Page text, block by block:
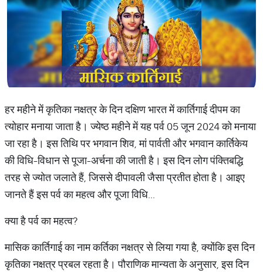
हर महीने में कृतिका नक्षत्र के दिन दक्षिण भारत में कार्तिगाई दीपम का
त्योहार मनाया जाता है। ज्येष्ठ महीने में यह पर्व 05 जून 2024 को मनाया
जा रहा है। इस तिथि पर भगवान शिव, मां पार्वती और भगवान कार्तिकेय
की विधि-विधान से पूजा-अर्चना की जाती है। इस दिन लोग पंक्तिबद्धि
तरह से ज्योत जलाते हैं, जिससे दीपावली जैसा प्रतीत होता है। आइए
जानते हैं इस पर्व का महत्व और पूजा विधि...
क्या है पर्व का महत्व?
मासिक कार्तिगाई का नाम कर्तिका नक्षत्र से लिया गया है, क्योंकि इस दिन
कृतिका नक्षत्र प्रबल रहता है। पौराणिक मान्यता के अनुसार, इस दिन